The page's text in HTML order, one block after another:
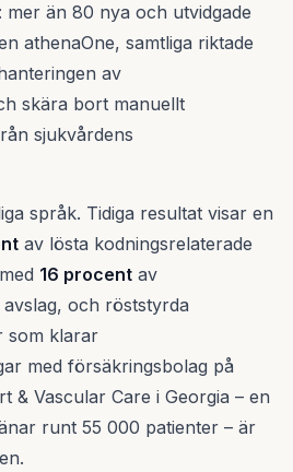
mer än 80 nya och utvidgade
athenaOne, samtliga riktade
av
skära bort manuellt
sjukvårdens
språk. Tidiga resultat visar en
av lösta kodningsrelaterade
16 procent av
och röststyrda
som klarar
med försäkringsbolag på
& Vascular Care i Georgia – en
runt 55 000 patienter – är